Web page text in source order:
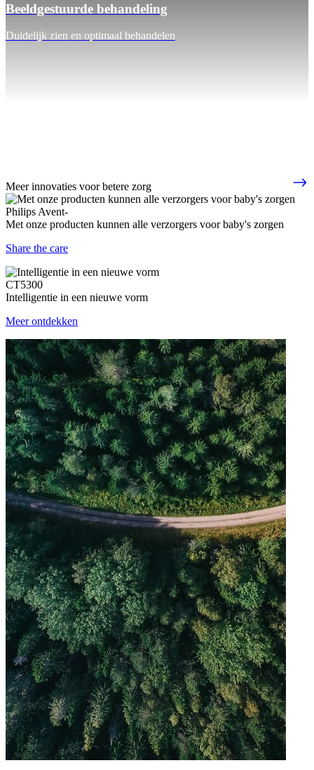
Beeldgestuurde behandeling
Duidelijk zien en optimaal behandelen
Meer innovaties voor betere zorg
Philips Avent-
Met onze producten kunnen alle verzorgers voor baby's zorgen
Share the care
CT5300
Intelligentie in een nieuwe vorm
Meer ontdekken